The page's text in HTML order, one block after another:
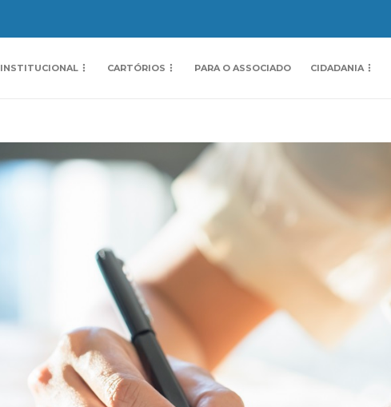
INSTITUCIONAL CARTÓRIOS PARA O ASSOCIADO CIDADANIA